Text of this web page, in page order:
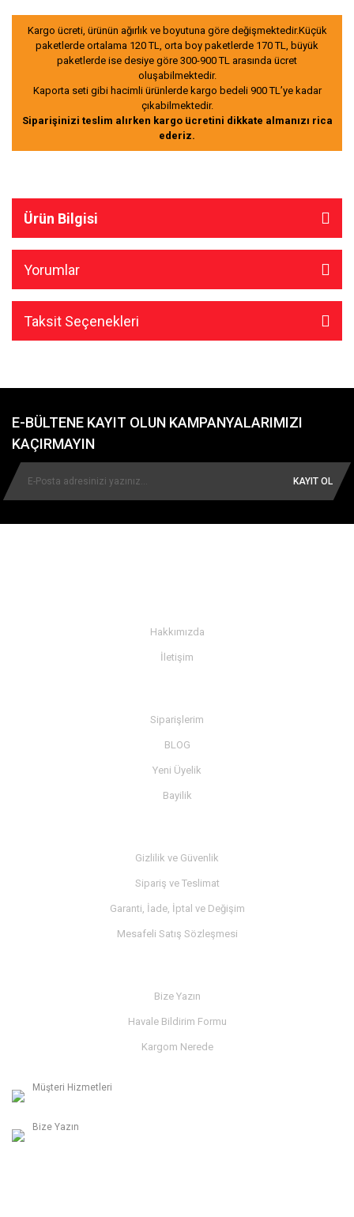
Kargo ücreti, ürünün ağırlık ve boyutuna göre değişmektedir.Küçük
paketlerde ortalama 120 TL, orta boy paketlerde 170 TL, büyük
paketlerde ise desiye göre 300-900 TL arasında ücret
oluşabilmektedir.
Kaporta seti gibi hacimli ürünlerde kargo bedeli 900 TL’ye kadar
çıkabilmektedir.
Siparişinizi teslim alırken kargo ücretini dikkate almanızı rica
ederiz.
Ürün Bilgisi
Yorumlar
Taksit Seçenekleri
E-BÜLTENE KAYIT OLUN KAMPANYALARIMIZI
KAÇIRMAYIN
KAYIT OL
Hakkımızda
İletişim
Siparişlerim
BLOG
Yeni Üyelik
Bayilik
Gizlilik ve Güvenlik
Sipariş ve Teslimat
Garanti, İade, İptal ve Değişim
Mesafeli Satış Sözleşmesi
Bize Yazın
Havale Bildirim Formu
Kargom Nerede
Müşteri Hizmetleri
Bize Yazın